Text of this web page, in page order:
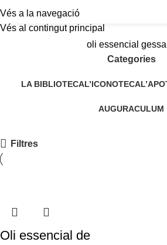
Vés a la navegació
Vés al contingut principal
oli essencial
Categories
LA BIBLIOTECAL’ICONOTECA
AUGURACULUM
Filtres
Oli essencial de